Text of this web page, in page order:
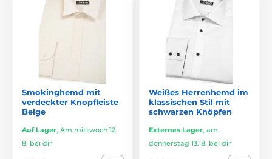
Smokinghemd mit
verdeckter Knopfleiste
Beige
Auf Lager, Am mittwoch 12.
8. bei dir
Weißes Herrenhemd im
klassischen Stil mit
schwarzen Knöpfen
Externes Lager, am
donnerstag 13. 8. bei dir